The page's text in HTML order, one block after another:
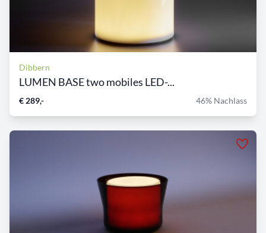
Dibbern
LUMEN BASE two mobiles LED-...
€ 289,- 46% Nachlass